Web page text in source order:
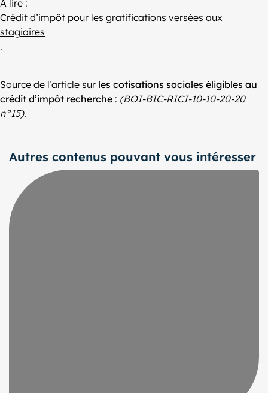
À lire :
Crédit d’impôt pour les gratifications versées aux
stagiaires
.
Source de l’article sur les cotisations sociales éligibles au
crédit d’impôt recherche : (BOI-BIC-RICI-10-10-20-20
n°15).
Autres contenus pouvant vous intéresser